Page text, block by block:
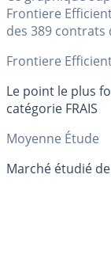
Frontiere
des 389 contrats
Frontiere
Le point le plus
catégorie FRAIS
Moyenne Étude
Marché étudié